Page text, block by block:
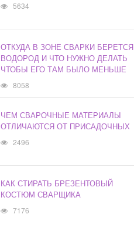
5634
ОТКУДА В ЗОНЕ СВАРКИ БЕРЕТСЯ
ВОДОРОД И ЧТО НУЖНО ДЕЛАТЬ
ЧТОБЫ ЕГО ТАМ БЫЛО МЕНЬШЕ
8058
ЧЕМ СВАРОЧНЫЕ МАТЕРИАЛЫ
ОТЛИЧАЮТСЯ ОТ ПРИСАДОЧНЫХ
2496
КАК СТИРАТЬ БРЕЗЕНТОВЫЙ
КОСТЮМ СВАРЩИКА
7176